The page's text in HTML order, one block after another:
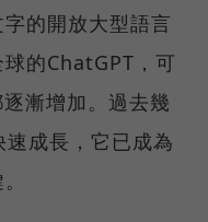
的開放大型語言
的ChatGPT，可
漸增加。過去幾
成長，它已成為